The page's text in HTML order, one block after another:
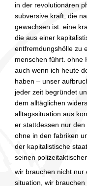
in der revolutionären
subversive kraft, die
gewachsen ist. eine
die aus einer
entfremdungshölle zu
menschen führt. ohne
auch wenn ich heute
haben – unser
jeder zeit begründet
dem alltäglichen
alltagssituation aus
er stattdessen nur den
ohne in den fabriken
der kapitalistische
seinen
wir brauchen nicht nur
situation, wir